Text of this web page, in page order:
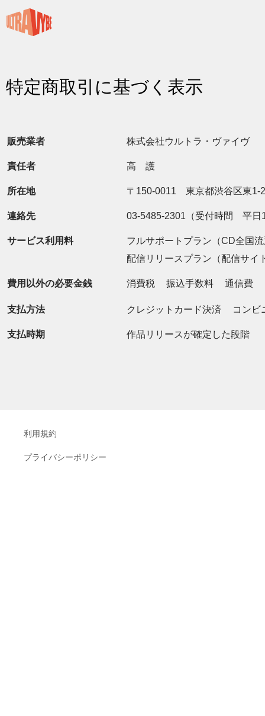
特定商取引に基づく表示
販売業者 株式会社ウルトラ・ヴァイヴ
責任者 高 護
所在地 〒150-0011 東京都渋谷区東1-
連絡先 03-5485-2301（受付時間 平日
サービス利用料
フルサポートプラン（CD全国
配信リリースプラン（配信サイ
費用以外の必要金銭 消費税 振込手数料 通信費
支払方法 クレジットカード決済 コンビ
支払時期 作品リリースが確定した段階
利用規約
プライバシーポリシー